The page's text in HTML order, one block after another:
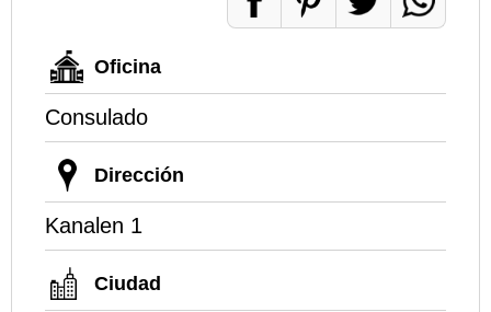
Oficina
Consulado
Dirección
Kanalen 1
Ciudad